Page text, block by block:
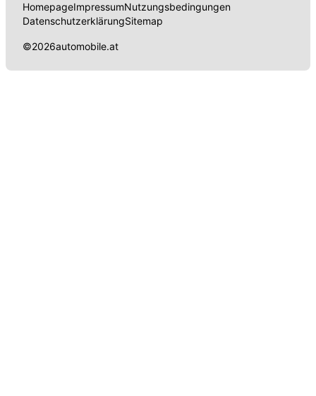
HomepageImpressumNutzungsbedingungen
DatenschutzerklärungSitemap
©2026automobile.at